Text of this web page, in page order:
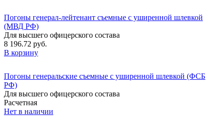
Погоны генерал-лейтенант съемные с уширенной шлевкой
(МВД РФ)
Для высшего офицерского состава
8 196.72 руб.
В корзину
Погоны генеральские съемные с уширенной шлевкой (ФСБ
РФ)
Для высшего офицерского состава
Расчетная
Нет в наличии